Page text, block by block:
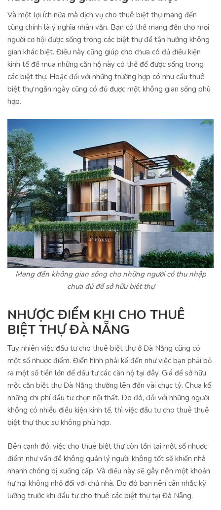
Và một lợi ích nữa mà dịch vụ cho thuê biệt thự mang đến
cũng chính là ý nghĩa nhân văn. Bạn có thể mang đến cho mọi
người cơ hội được sống trong các biệt thự để tận hưởng không
gian khác biệt. Điều này cũng giúp cho chưa có đủ điều kiện
kinh tế để mua những căn hộ này có thể để được sống trong
các biệt thự. Hoặc đối với những trường hợp có nhu cầu thuê
biệt thự ngắn ngày cũng có đủ được một không gian sống phù
hợp.
Mang đến không gian sống cho những người có thu nhập
chưa đủ để sở hữu biệt thự
NHƯỢC ĐIỂM KHI CHO THUÊ
BIỆT THỰ ĐÀ NẴNG
Tuy nhiên việc đầu tư cho thuê biệt thự ở Đà Nẵng cũng có
một số nhược điểm. Điển hình phải kể đến như việc bạn phải bỏ
ra một số tiền lớn để đầu tư các căn hộ tại đây. Giá để sở hữu
một căn biệt thự Đà Nẵng thường lên đến vài chục tỷ. Chưa kể
những chi phí đầu tư chọn nội thất. Do đó, đối với những người
không có nhiều điều kiện kinh tế, thì việc đầu tư cho thuê thuê
biệt thự thực sự không phù hợp.
Bên cạnh đó, việc cho thuê biệt thự còn tồn tại một số nhược
điểm như vấn đề không quản lý người không tốt sẽ khiến nhà
nhanh chóng bị xuống cấp. Và điều này sẽ gây nên một khoản
hư hại không nhỏ đối với chủ nhà. Do đó bạn nên cân nhắc kỹ
lưỡng trước khi đầu tư cho thuê các biệt thự tại Đà Nẵng.